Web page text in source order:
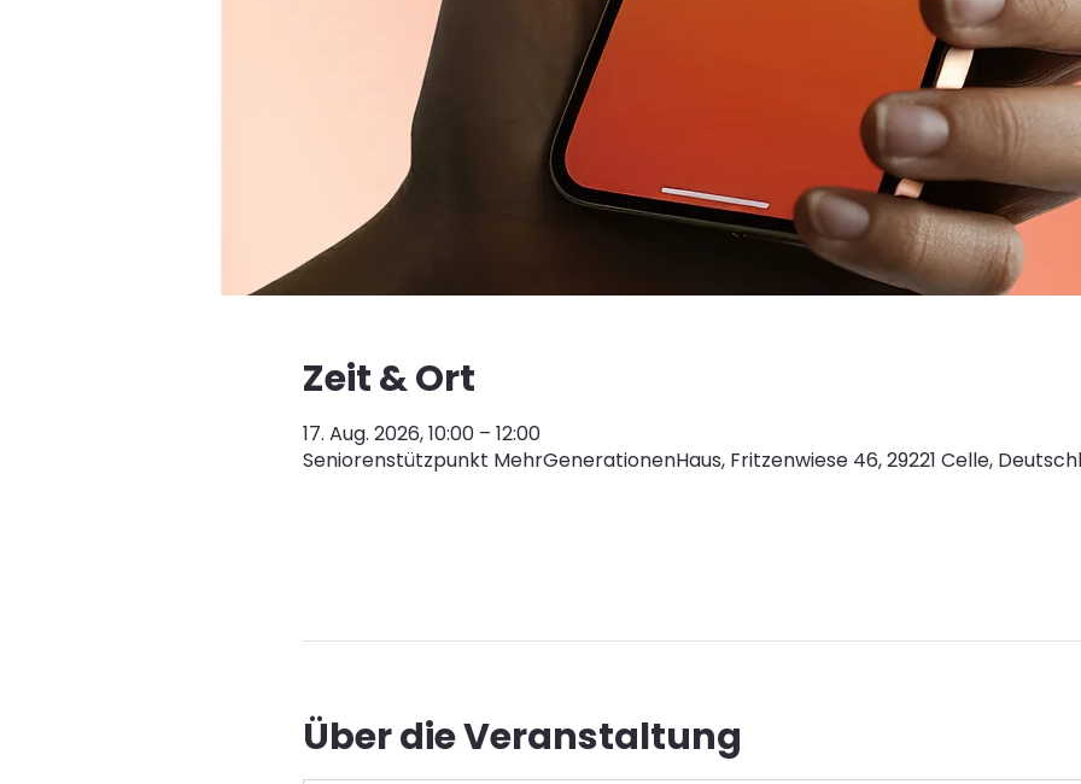
Zeit & Ort
17. Aug. 2026, 10:00 – 12:00
Seniorenstützpunkt MehrGenerationenHaus, Fritzenwiese 46, 29221 Celle,
Über die Veranstaltung